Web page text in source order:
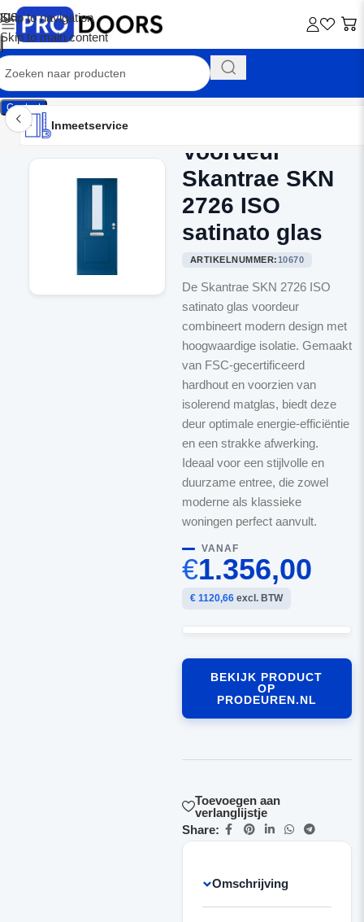
Skip to navigation
Skip to main content
Contact
Inmeetservice
Montageservice
Advies op maat
Showroom
Inmeetservice
Voordeur
Skantrae SKN
2726 ISO
satinato glas
ARTIKELNUMMER:10670
De Skantrae SKN 2726 ISO
satinato glas voordeur
combineert modern design met
hoogwaardige isolatie. Gemaakt
van FSC-gecertificeerd
hardhout en voorzien van
isolerend matglas, biedt deze
deur optimale energie-efficiëntie
en een strakke afwerking.
Ideaal voor een stijlvolle en
duurzame entree, die zowel
moderne als klassieke
woningen perfect aanvult.
VANAF
€1.356,00
€ 1120,66excl. BTW
BEKIJK PRODUCT
OP
PRODEUREN.NL
Toevoegen aan
verlanglijstje
Share:
Omschrijving